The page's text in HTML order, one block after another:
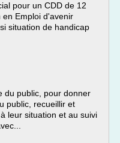
pour un CDD de 12
Emploi d'avenir
situation de handicap
du public, pour donner
public, recueillir et
leur situation et au suivi